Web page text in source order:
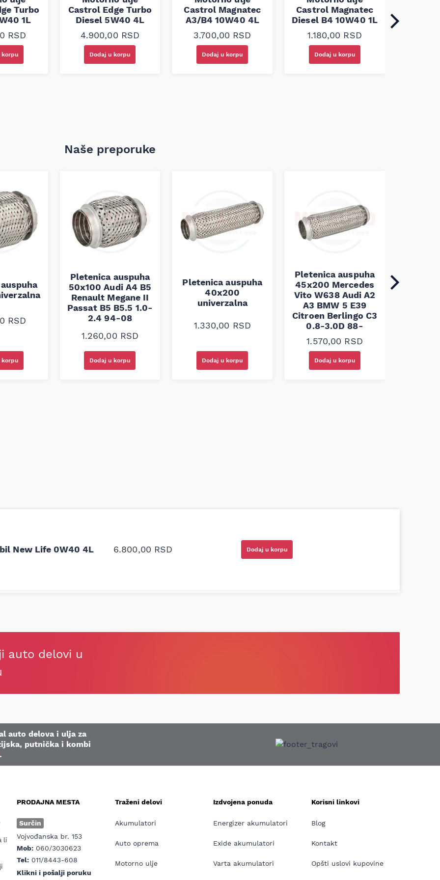
performanse i
novija vozila ili starija
omogućava motorima
održavanje čistoće motora
Turbo
1L
RSD
korpu
Castrol Edge Turbo
Diesel 5W40 4L
4.900,00 RSD
Dodaj u korpu
Castrol Magnatec
A3/B4 10W40 4L
3.700,00 RSD
Dodaj u korpu
Castrol Magnatec
Diesel B4 10W40 1L
1.180,00 RSD
Dodaj u korpu
Naše preporuke
RSD
korpu
Pletenica auspuha
50x100 Audi A4 B5
Renault Megane II
Passat B5 B5.5 1.0-
2.4 94-08
1.260,00 RSD
Dodaj u korpu
Pletenica auspuha
40x200
univerzalna
1.330,00 RSD
Dodaj u korpu
Pletenica auspuha
45x200 Mercedes
Vito W638 Audi A2
A3 BMW 5 E39
Citroen Berlingo C3
0.8-3.0D 88-
1.570,00 RSD
Dodaj u korpu
New Life 0W40 4L 6.800,00 RSD Dodaj u korpu
sam više puta auto
za proizvođača i
ali me je Miloš podsetio, istražio i preporučio odgovarajućeg
proizvođača.
auto delovi u
auto delova i ulja za
putnička i kombi
.
li
PRODAJNA MESTA
Surčin
Vojvođanska br. 153
Mob: 060/3030623
Tel: 011/8443-608
Klikni i pošalji poruku
Traženi delovi
Akumulatori
Auto oprema
Motorno ulje
Izdvojena ponuda
Energizer akumulatori
Exide akumulatori
Varta akumulatori
Korisni linkovi
Blog
Kontakt
Opšti uslovi kupovine